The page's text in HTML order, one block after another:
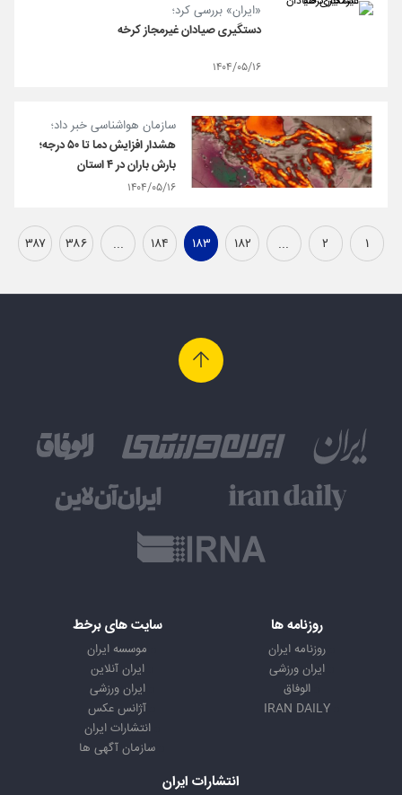
«ایران» بررسی کرد؛
دستگیری صیادان غیرمجاز کرخه
۱۴۰۴/۰۵/۱۶
سازمان هواشناسی خبر داد؛
هشدار افزایش دما تا ۵۰ درجه؛
بارش باران در ۴ استان
۱۴۰۴/۰۵/۱۶
۱ ۲ ... ۱۸۲ ۱۸۳ ۱۸۴ ... ۳۸۶ ۳۸۷
روزنامه ها
روزنامه ایران
ایران ورزشی
الوفاق
IRAN DAILY
سایت های برخط
موسسه ایران
ایران آنلاین
ایران ورزشی
آژانس عکس
انتشارات ایران
سازمان آگهی ها
انتشارات ایران